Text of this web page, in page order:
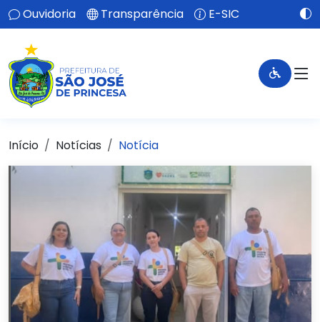
Ouvidoria Transparência E-SIC
Início Notícias Notícia